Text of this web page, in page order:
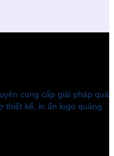
cung cấp giải pháp quà
thiết kế, in ấn logo quảng